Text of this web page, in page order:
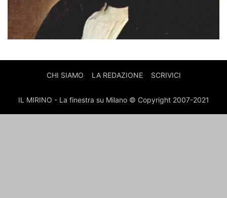
CHI SIAMO LA REDAZIONE SCRIVICI
IL MIRINO - La finestra su Milano © Copyright 2007-2021